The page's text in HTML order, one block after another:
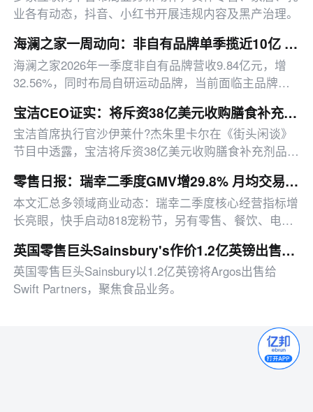
业各有动态，抖音、小红书开展违规内容及黑产治理。
海澜之家一周动向：非自有品牌单季揽近10亿 存货减值拖累达4.95亿
海澜之家2026年一季度非自有品牌营收9.84亿元，增
32.56%，同时布局自研运动品牌，当前面临主品牌收
宝洁CEO证实：将斥资38亿美元收购膳食补充剂品牌Thorne
宝洁首席执行官沙伊莱什?杰朱里卡尔在《街头闲谈》
节目中透露，宝洁将斥资38亿美元收购膳食补充剂品牌
保健板块的重要布局
零售日报：瑞幸二季度GMV增29.8% 月均交易用户破亿
本文汇总多领域商业动态：瑞幸二季度核心经营指标增
长亮眼，快手启动818宠粉节，另有零售、餐饮、电商
英国零售巨头Sainsbury's作价1.2亿英镑出售Argos
英国零售巨头Sainsbury以1.2亿英镑将Argos出售给
Swift Partners，聚焦食品业务。